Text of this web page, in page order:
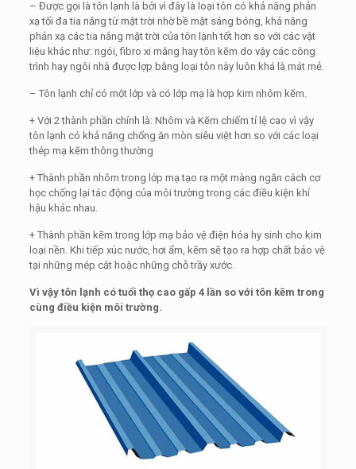
– Được gọi là tôn lạnh là bởi vì đây là loại tôn có khả năng phản
xạ tối đa tia nắng từ mặt trời nhờ bề mặt sáng bóng, khả năng
phản xạ các tia nắng mặt trời của tôn lạnh tốt hơn so với các vật
liệu khác như: ngói, fibro xi măng hay tôn kẽm do vậy các công
trình hay ngôi nhà được lợp bằng loại tôn này luôn khá là mát mẻ.
– Tôn lạnh chỉ có một lớp và có lớp mạ là hợp kim nhôm kẽm.
+ Với 2 thành phần chính là: Nhôm và Kẽm chiếm tỉ lệ cao vì vậy
tôn lạnh có khả năng chống ăn mòn siêu việt hơn so với các loại
thép mạ kẽm thông thường
+ Thành phần nhôm trong lớp mạ tạo ra một màng ngăn cách cơ
học chống lại tác động của môi trường trong các điều kiện khí
hậu khác nhau.
+ Thành phần kẽm trong lớp mạ bảo vệ điện hóa hy sinh cho kim
loại nền. Khi tiếp xúc nước, hơi ẩm, kẽm sẽ tạo ra hợp chất bảo vệ
tại những mép cắt hoặc những chỗ trầy xước.
Vì vậy tôn lạnh có tuổi thọ cao gấp 4 lần so với tôn kẽm trong
cùng điều kiện môi trường.